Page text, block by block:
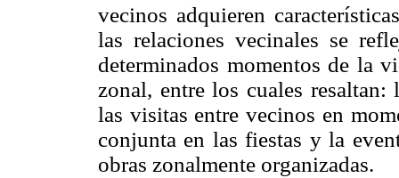
vecinos adquieren
las relaciones vecinales se
determinados momentos de la
zonal, entre los cuales
las visitas entre vecinos en
conjunta en las fiestas y la
obras zonalmente organizadas.